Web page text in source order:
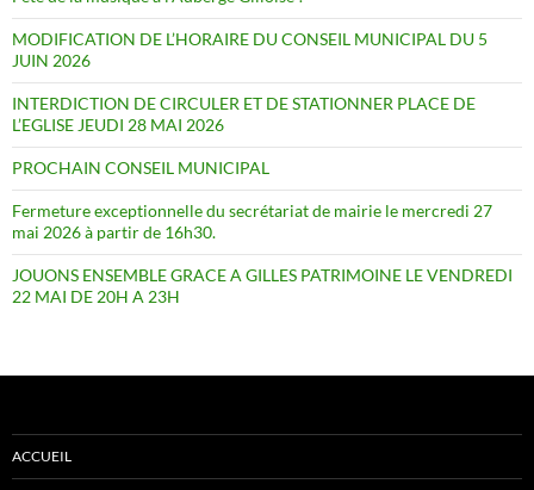
MODIFICATION DE L’HORAIRE DU CONSEIL MUNICIPAL DU 5
JUIN 2026
INTERDICTION DE CIRCULER ET DE STATIONNER PLACE DE
L’EGLISE JEUDI 28 MAI 2026
PROCHAIN CONSEIL MUNICIPAL
Fermeture exceptionnelle du secrétariat de mairie le mercredi 27
mai 2026 à partir de 16h30.
JOUONS ENSEMBLE GRACE A GILLES PATRIMOINE LE VENDREDI
22 MAI DE 20H A 23H
ACCUEIL